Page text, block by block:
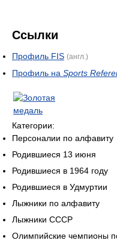
Ссылки
Профиль FIS (англ.)
Профиль на Sports
Категории:
Персоналии по алфавиту
Родившиеся 13 июня
Родившиеся в 1964 году
Родившиеся в Удмуртии
Лыжники по алфавиту
Лыжники СССР
Олимпийские чемпионы